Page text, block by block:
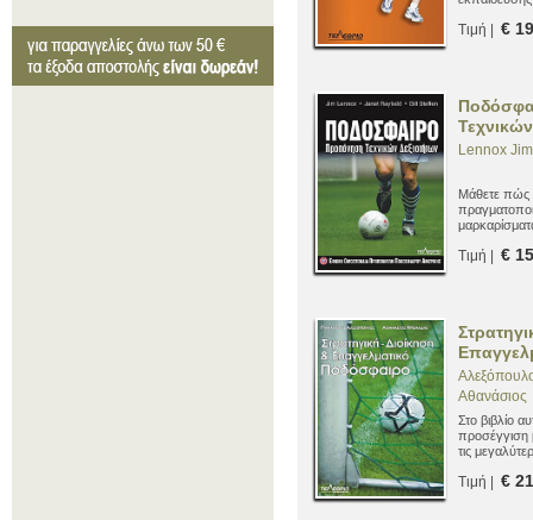
απευθύνεται
Τιμή | €
Lennox
Μάθετε πώς
Προπονητών
Τιμή | €
Αθανάσιος
Στο βιβλίο
προσέγγιση
τις
Τιμή | €